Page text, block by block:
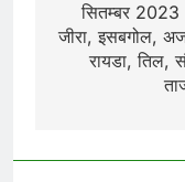
सितम्बर
जीरा, इसबगोल,
रायडा, तिल,